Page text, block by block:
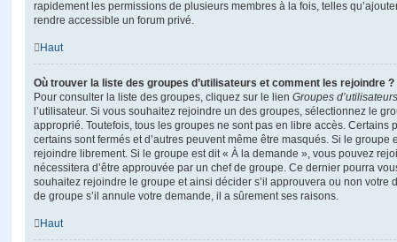
rapidement les permissions de plusieurs membres à la fois, telles
rendre accessible un forum privé.
Haut
Où trouver la liste des groupes d’utilisateurs et comment les rejoindre ?
Pour consulter la liste des groupes, cliquez sur le lien Groupes d’utilisateurs
l’utilisateur. Si vous souhaitez rejoindre un des groupes, sélectionnez le
approprié. Toutefois, tous les groupes ne sont pas en libre accès. Certains
certains sont fermés et d’autres peuvent même être masqués. Si le groupe
rejoindre librement. Si le groupe est dit « À la demande », vous pouvez
nécessitera d’être approuvée par un chef de groupe. Ce dernier pourra
souhaitez rejoindre le groupe et ainsi décider s’il approuvera ou non votre
de groupe s’il annule votre demande, il a sûrement ses raisons.
Haut